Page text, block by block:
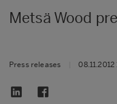
Metsä Wood
Press releases 08.11.2012